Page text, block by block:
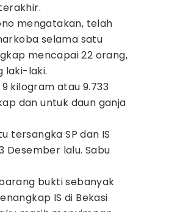
mengatakan, telah
selama satu
mencapai 22 orang,
laki-laki.
kilogram atau 9.733
dan untuk daun ganja
tersangka SP dan IS
Desember lalu. Sabu
bukti sebanyak
IS di Bekasi